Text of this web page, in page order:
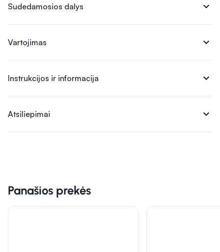
Sudedamosios dalys expand_more
Vartojimas expand_more
Instrukcijos ir informacija expand_more
Atsiliepimai expand_more
Panašios prekės